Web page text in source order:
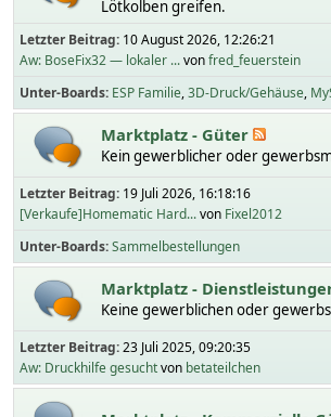
Lötkolben greifen.
Letzter Beitrag: 10 August 2026, 12:26:21
Aw: BoseFix32 — lokaler ...vonfred_feuerstein
Unter-Boards ESP Familie 3D-Druck/Gehäuse
Marktplatz - Güter
Kein gewerblicher oder
Letzter Beitrag: 19 Juli 2026, 16:18:16
[Verkaufe]Homematic Hard...von Fixel2012
Unter-Boards Sammelbestellungen
Marktplatz -
Keine gewerblichen oder
Letzter Beitrag:23 Juli 2025, 09:20:35
Aw: Druckhilfe gesuchtvon betateilchen